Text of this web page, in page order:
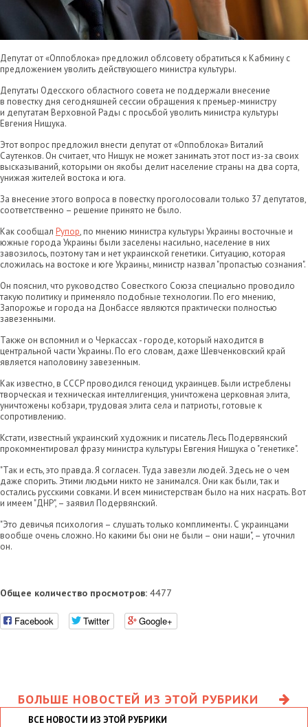
Депутат от «Оппоблока» предложил облсовету обратиться к Кабмину с
предложением уволить действующего министра культуры.
Депутаты Одесского областного совета не поддержали внесение
в повестку дня сегодняшней сессии обращения к премьер-министру
и депутатам Верховной Рады с просьбой уволить министра культуры
Евгения Нищука.
Этот вопрос предложил внести депутат от «Оппоблока» Виталий
Саутенков. Он считает, что Нищук не может занимать этот пост из-за своих
высказываний, которыми он якобы делит население страны на два сорта,
унижая жителей востока и юга.
За внесение этого вопроса в повестку проголосовали только 37 депутатов,
соответственно – решение принято не было.
Как сообщал Рупор, по мнению министра культуры Украины восточные и
южные города Украины были заселены насильно, население в них
завозилось, поэтому там и нет украинской генетики. Ситуацию, которая
сложилась на востоке и юге Украины, министр назвал "пропастью сознания".
Он пояснил, что руководство Совесткого Союза специально проводило
такую политику и применяло подобные технологии. По его мнению,
Запорожье и города на Донбассе являются практически полностью
завезенными.
Также он вспомнил и о Черкассах - городе, который находится в
центральной части Украины. По его словам, даже Шевченковский край
является наполовину завезенным.
Как известно, в СССР проводился геноцид украинцев. Были истреблены
творческая и техническая интеллигенция, уничтожена церковная элита,
уничтожены кобзари, трудовая элита села и патриоты, готовые к
сопротивлению.
Кстати, известный украинский художник и писатель Лесь Подервянский
прокомментировал фразу министра культуры Евгения Нищука о "генетике".
"Так и есть, это правда. Я согласен. Туда завезли людей. Здесь не о чем
даже спорить. Этими людьми никто не занимался. Они как были, так и
остались русскими совками. И всем министерствам было на них насрать. Вот
и имеем "ДНР", – заявил Подервянский.
"Это девичья психология – слушать только комплименты. С украинцами
вообще очень сложно. Но какими бы они не были – они наши", – уточнил
он.
Общее количество просмотров: 4477
Facebook Twitter Google+
БОЛЬШЕ НОВОСТЕЙ ИЗ ЭТОЙ РУБРИКИ
ВСЕ НОВОСТИ ИЗ ЭТОЙ РУБРИКИ